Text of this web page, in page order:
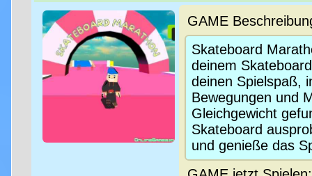
GAME
Skateboard
deinem
deinen Spielspaß,
Bewegungen und
Gleichgewicht
Skateboard
und genieße das